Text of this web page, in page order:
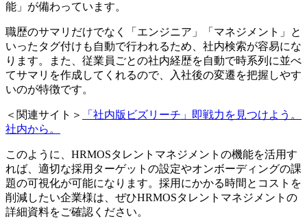
能」が備わっています。
職歴のサマリだけでなく「エンジニア」「マネジメント」と
いったタグ付けも自動で行われるため、社内検索が容易にな
ります。また、従業員ごとの社内経歴を自動で時系列に並べ
てサマリを作成してくれるので、入社後の変遷を把握しやす
いのが特徴です。
＜関連サイト＞
「社内版ビズリーチ」即戦力を見つけよう。
社内から。
このように、HRMOSタレントマネジメントの機能を活用す
れば、適切な採用ターゲットの設定やオンボーディングの課
題の可視化が可能になります。採用にかかる時間とコストを
削減したい企業様は、ぜひHRMOSタレントマネジメントの
詳細資料をご確認ください。